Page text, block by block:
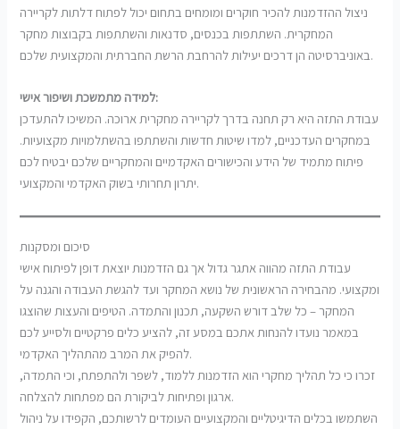
ניצול ההזדמנות להכיר חוקרים ומומחים בתחום יכול לפתוח דלתות לקריירה
המחקרית. השתתפות בכנסים, סדנאות והשתתפות בקבוצות מחקר
באוניברסיטה הן דרכים יעילות להרחבת הרשת החברתית והמקצועית שלכם.
למידה מתמשכת ושיפור אישי:
עבודת התזה היא רק תחנה בדרך לקריירה מחקרית ארוכה. המשיכו להתעדכן
במחקרים העדכניים, למדו שיטות חדשות והשתתפו בהשתלמויות מקצועיות.
פיתוח מתמיד של הידע והכישורים האקדמיים והמחקריים שלכם יבטיח לכם
יתרון תחרותי בשוק האקדמי והמקצועי.
סיכום ומסקנות
עבודת התזה מהווה אתגר גדול אך גם הזדמנות יוצאת דופן לפיתוח אישי
ומקצועי. מהבחירה הראשונית של נושא המחקר ועד להגשת העבודה והגנה על
המחקר – כל שלב דורש השקעה, תכנון והתמדה. הטיפים והעצות שהוצגו
במאמר נועדו להנחות אתכם במסע זה, להציע כלים פרקטיים ולסייע לכם
להפיק את המרב מהתהליך האקדמי.
זכרו כי כל תהליך מחקרי הוא הזדמנות ללמוד, לשפר ולהתפתח, וכי התמדה,
ארגון ופתיחות לביקורת הם מפתחות להצלחה.
השתמשו בכלים הדיגיטליים והמקצועיים העומדים לרשותכם, הקפידו על ניהול